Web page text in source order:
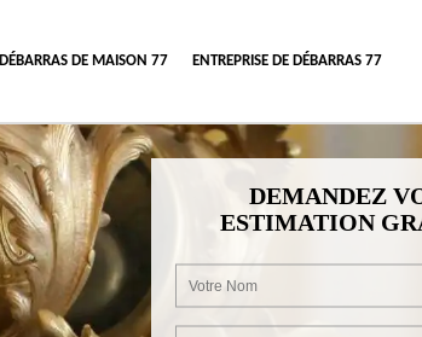
DÉBARRAS DE MAISON 77 ENTREPRISE DE DÉBARRAS 77
DEMANDEZ
ESTIMATION